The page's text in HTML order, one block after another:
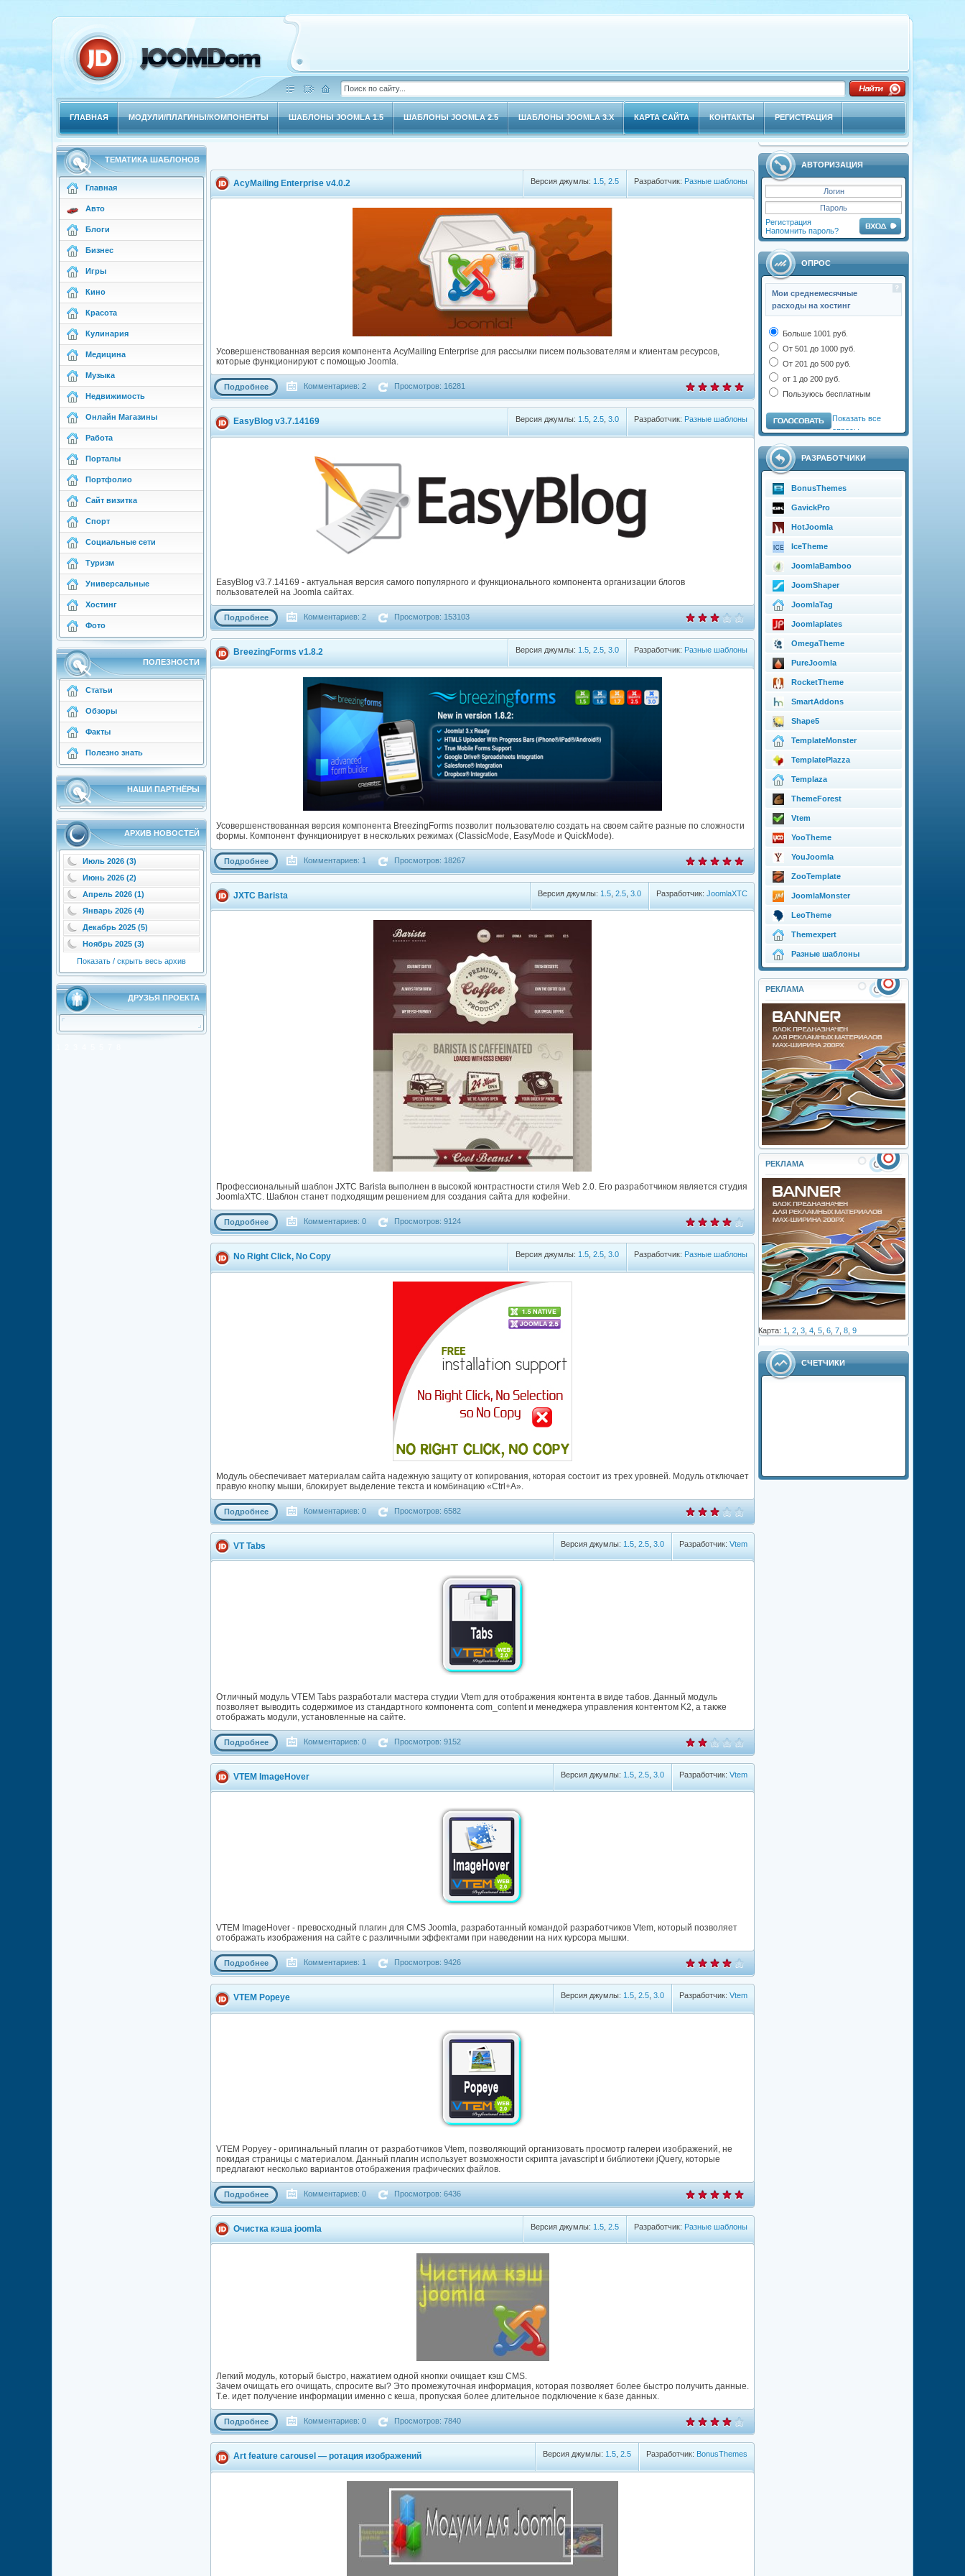
ГЛАВНАЯ МОДУЛИ/ПЛАГИНЫ/КОМПОНЕНТЫ ШАБЛОНЫ JOOMLA 1.5 ШАБЛОНЫ JOOMLA 2.5 ШАБЛОНЫ JOOMLA 3.X КАРТА САЙТА КОНТАКТЫ РЕГИСТРАЦИЯ
ТЕМАТИКА ШАБЛОНОВ
Главная
Авто
Блоги
Бизнес
Игры
Кино
Красота
Кулинария
Медицина
Музыка
Недвижимость
Онлайн Магазины
Работа
Порталы
Портфолио
Сайт визитка
Спорт
Социальные сети
Туризм
Универсальные
Хостинг
Фото
ПОЛЕЗНОСТИ
Статьи
Обзоры
Факты
Полезно знать
НАШИ ПАРТНЁРЫ
АРХИВ НОВОСТЕЙ
Июль 2026 (3)
Июнь 2026 (2)
Апрель 2026 (1)
Январь 2026 (4)
Декабрь 2025 (5)
Ноябрь 2025 (3)
Показать / скрыть весь архив
ДРУЗЬЯ ПРОЕКТА
АВТОРИЗАЦИЯ
Регистрация
Напомнить пароль?
ОПРОС
Мои среднемесячные
расходы на хостинг
Больше 1001 руб.
От 501 до 1000 руб.
От 201 до 500 руб.
от 1 до 200 руб.
Пользуюсь бесплатным
Показать все
опросы
РАЗРАБОТЧИКИ
BonusThemes
GavickPro
HotJoomla
IceTheme
JoomlaBamboo
JoomShaper
JoomlaTag
Joomlaplates
OmegaTheme
PureJoomla
RocketTheme
SmartAddons
Shape5
TemplateMonster
TemplatePlazza
Templaza
ThemeForest
Vtem
YooTheme
YouJoomla
ZooTemplate
JoomlaMonster
LeoTheme
Themexpert
Разные шаблоны
РЕКЛАМА
РЕКЛАМА
Карта: 1 2 3 4 5 6 7 8 9
СЧЕТЧИКИ
Разработчик: Разные шаблоны
Версия джумлы: 1.5 2.5
AcyMailing Enterprise v4.0.2
Усовершенствованная версия компонента AcyMailing Enterprise для рассылки писем пользователям и клиентам ресурсов,
которые функционируют с помощью Joomla.
Подробнее Комментариев: 2 Просмотров: 16281
Разработчик: Разные шаблоны
Версия джумлы: 1.5 2.5 3.0
EasyBlog v3.7.14169
EasyBlog v3.7.14169 - актуальная версия самого популярного и функционального компонента организации блогов
пользователей на Joomla сайтах.
Подробнее Комментариев: 2 Просмотров: 153103
Разработчик: Разные шаблоны
Версия джумлы: 1.5 2.5 3.0
BreezingForms v1.8.2
Усовершенствованная версия компонента BreezingForms позволит пользователю создать на своем сайте разные по сложности
формы. Компонент функционирует в нескольких режимах (ClassicMode, EasyMode и QuickMode).
Подробнее Комментариев: 1 Просмотров: 18267
Разработчик: JoomlaXTC
Версия джумлы: 1.5 2.5 3.0
JXTC Barista
Профессиональный шаблон JXTC Barista выполнен в высокой контрастности стиля Web 2.0. Его разработчиком является студия
JoomlaXTC. Шаблон станет подходящим решением для создания сайта для кофейни.
Подробнее Комментариев: 0 Просмотров: 9124
Разработчик: Разные шаблоны
Версия джумлы: 1.5 2.5 3.0
No Right Click, No Copy
Модуль обеспечивает материалам сайта надежную защиту от копирования, которая состоит из трех уровней. Модуль отключает
правую кнопку мыши, блокирует выделение текста и комбинацию «Ctrl+A».
Подробнее Комментариев: 0 Просмотров: 6582
Разработчик: Vtem
Версия джумлы: 1.5 2.5 3.0
VT Tabs
Отличный модуль VTEM Tabs разработали мастера студии Vtem для отображения контента в виде табов. Данный модуль
позволяет выводить содержимое из стандартного компонента com_content и менеджера управления контентом K2, а также
отображать модули, установленные на сайте.
Подробнее Комментариев: 0 Просмотров: 9152
Разработчик: Vtem
Версия джумлы: 1.5 2.5 3.0
VTEM ImageHover
VTEM ImageHover - превосходный плагин для CMS Joomla, разработанный командой разработчиков Vtem, который позволяет
отображать изображения на сайте с различными эффектами при наведении на них курсора мышки.
Подробнее Комментариев: 1 Просмотров: 9426
Разработчик: Vtem
Версия джумлы: 1.5 2.5 3.0
VTEM Popeye
VTEM Popyey - оригинальный плагин от разработчиков Vtem, позволяющий организовать просмотр галереи изображений, не
покидая страницы с материалом. Данный плагин использует возможности скрипта javascript и библиотеки jQuery, которые
предлагают несколько вариантов отображения графических файлов.
Подробнее Комментариев: 0 Просмотров: 6436
Разработчик: Разные шаблоны
Версия джумлы: 1.5 2.5
Очистка кэша joomla
Легкий модуль, который быстро, нажатием одной кнопки очищает кэш CMS.
Зачем очищать его очищать, спросите вы? Это промежуточная информация, которая позволяет более быстро получить данные.
Т.е. идет получение информации именно с кеша, пропуская более длительное подключение к базе данных.
Подробнее Комментариев: 0 Просмотров: 7840
Разработчик: BonusThemes
Версия джумлы: 1.5 2.5
Art feature carousel — ротация изображений